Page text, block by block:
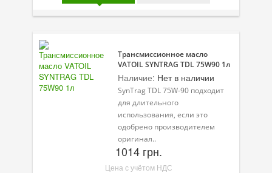
Присадки
Присадки в системы охлаждения
Присадки в топливо
Трансмиссионные масла
Сервисные продукты
Трансмиссионное масло
VATOIL SYNTRAG TDL 75W90 1л
Наличие: Нет в наличии
SynTrag TDL 75W-90 подходит
для длительного
использования, если это
одобрено производителем
оригинал..
1014 грн.
Цена с учётом НДС